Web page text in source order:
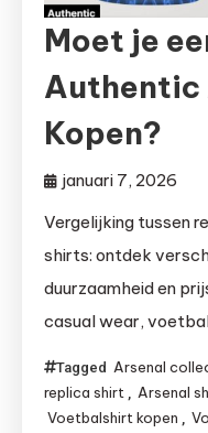
Moet je
Authentic
Kopen?
januari 7, 2026
Vergelijking tussen
shirts: ontdek
duurzaamheid en
casual wear,
Tagged Arsenal
replica shirt , Arsenal
Voetbalshirt kopen ,